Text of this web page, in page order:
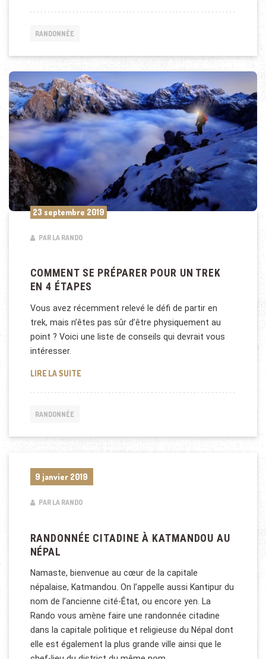
RANDONNÉE
23 septembre 2019
PAR LA RANDO
COMMENT SE PRÉPARER POUR UN TREK
EN 4 ÉTAPES
Vous avez récemment relevé le défi de partir en
trek, mais n’êtes pas sûr d’être physiquement au
point ? Voici une liste de conseils qui devrait vous
intéresser.
LIRE LA SUITECOMMENT SE PRÉPARER POUR UN TREK EN 4
RANDONNÉE
9 janvier 2019
PAR LA RANDO
RANDONNÉE CITADINE À KATMANDOU AU
NÉPAL
Namaste, bienvenue au cœur de la capitale
népalaise, Katmandou. On l’appelle aussi Kantipur du
nom de l’ancienne cité-État, ou encore yen. La
Rando vous amène faire une randonnée citadine
dans la capitale politique et religieuse du Népal dont
elle est également la plus grande ville ainsi que le